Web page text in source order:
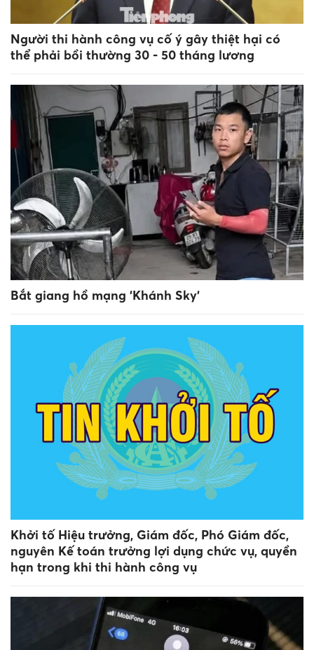
Người thi hành công vụ cố ý gây thiệt hại có
thể phải bồi thường 30 - 50 tháng lương
Bắt giang hồ mạng 'Khánh Sky'
Khởi tố Hiệu trưởng, Giám đốc, Phó Giám đốc,
nguyên Kế toán trưởng lợi dụng chức vụ, quyền
hạn trong khi thi hành công vụ